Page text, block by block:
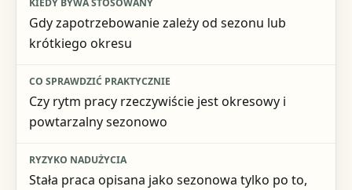
Gdy zapotrzebowanie zależy od sezonu lub
krótkiego okresu
Czy rytm pracy rzeczywiście jest okresowy i
powtarzalny sezonowo
Stała praca opisana jako sezonowa tylko po to,